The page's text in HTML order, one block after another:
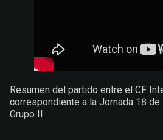
Resumen del partido entre el CF
correspondiente a la Jornada 18 de
Grupo II.